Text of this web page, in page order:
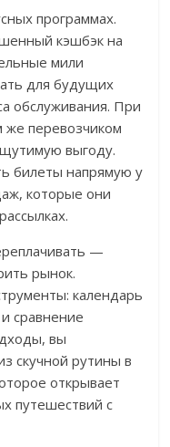
программах.
кэшбэк на
мили
для будущих
обслуживания. При
же перевозчиком
выгоду.
билеты напрямую у
которые они
—
рынок.
календарь
сравнение
вы
скучной рутины в
открывает
путешествий с